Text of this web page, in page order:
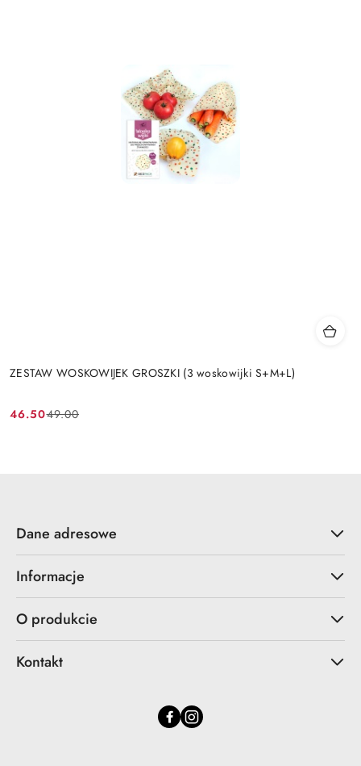
ZESTAW WOSKOWIJEK GROSZKI (3 woskowijki S+M+L)
Cena
46.50
Cena
49.00
Dane adresowe
Informacje
O produkcie
Kontakt